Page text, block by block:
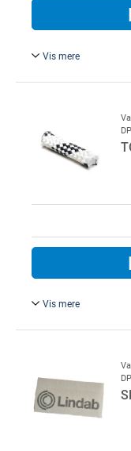
Vis mere
Vis mere
Sirius 300, Ø 8